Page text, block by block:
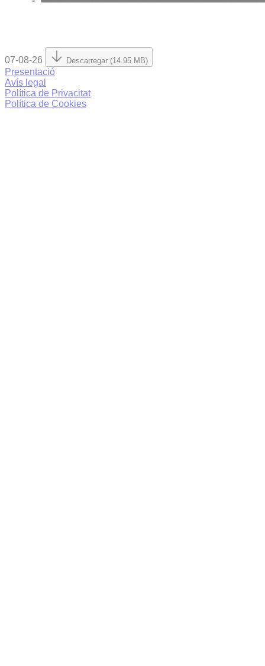
07-08-26 Descarregar (14.95 MB)
Presentació
Avís legal
Política de Privacitat
Política de Cookies